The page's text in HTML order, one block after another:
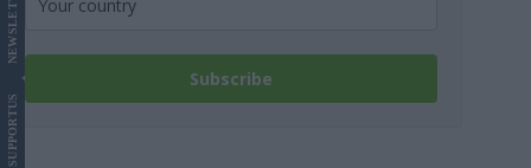
Subscribe
SUPPORT
US
NEWS